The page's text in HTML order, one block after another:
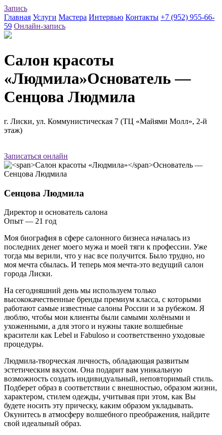
Запись
Главная Услуги Мастера Интервью Контакты +7 (952) 955-66-
59 Онлайн-запись
Салон красоты
«Людмила»Основатель —
Сенцова Людмила
г. Лиски, ул. Коммунистическая 7 (ТЦ «Майями Молл», 2-й
этаж)
Записаться онлайн
Сенцова Людмила
Директор и основатель салона
Опыт — 21 год
Моя биография в сфере салонного бизнеса началась из
последних денег моего мужа и моей тяги к профессии. Уже
тогда мы верили, что у нас все получится. Было трудно, но
моя мечта сбылась. И теперь моя мечта-это ведущий салон
города Лиски.
На сегодняшний день мы используем только
высококачественные бренды премиум класса, с которыми
работают самые известные салоны России и за рубежом. Я
люблю, чтобы мои клиенты были самыми холёными и
ухоженными, а для этого и нужны такие волшебные
красители как Lebel и Fabuloso и соответственно уходовые
процедуры.
Людмила-творческая личность, обладающая развитым
эстетическим вкусом. Она подарит вам уникальную
возможность создать индивидуальный, неповторимый стиль.
Подберет образ в соответствии с внешностью, образом жизни,
характером, стилем одежды, учитывая при этом, как Вы
будете носить эту прическу, каким образом укладывать.
Окунитесь в атмосферу волшебного преображения, найдите
свой идеальный образ.